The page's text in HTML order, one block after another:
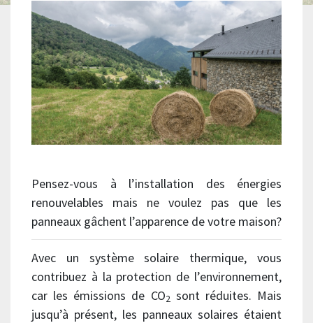
Pensez-vous à l’installation des énergies
renouvelables mais ne voulez pas que les
panneaux gâchent l’apparence de votre maison?
Avec un système solaire thermique, vous
contribuez à la protection de l’environnement,
car les émissions de CO2 sont réduites. Mais
jusqu’à présent, les panneaux solaires étaient